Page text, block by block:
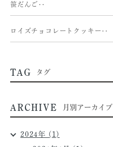
笹だんご‥
ロイズチョコレートクッキー‥
TAG タグ
ARCHIVE 月別アーカイブ
2024年 (1)